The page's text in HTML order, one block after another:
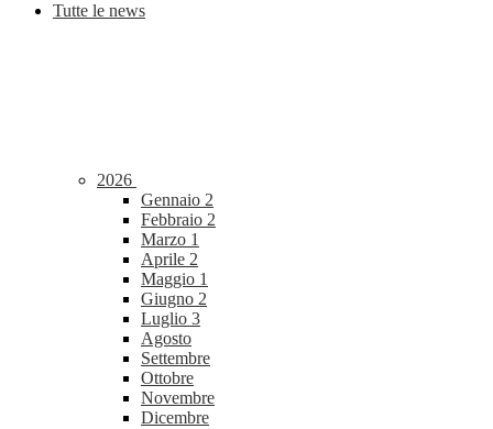
Tutte le news
2026
Gennaio 2
Febbraio 2
Marzo 1
Aprile 2
Maggio 1
Giugno 2
Luglio 3
Agosto
Settembre
Ottobre
Novembre
Dicembre